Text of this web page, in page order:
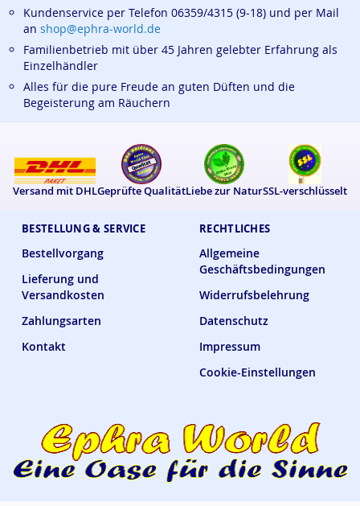
BESTELLUNG & SERVICE
Bestellvorgang
Lieferung und
Versandkosten
Zahlungsarten
Kontakt
RECHTLICHES
Allgemeine
Geschäftsbedingungen
Widerrufsbelehrung
Datenschutz
Impressum
Cookie-Einstellungen
Kundenservice per Telefon 06359/4315 (9-18) und per Mail
an shop@ephra-world.de
Familienbetrieb mit über 45 Jahren gelebter Erfahrung als
Einzelhändler
Alles für die pure Freude an guten Düften und die
Begeisterung am Räuchern
Versand mit DHLGeprüfte QualitätLiebe zur NaturSSL-verschlüsselt